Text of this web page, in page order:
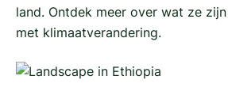
land. Ontdek meer over wat ze
met klimaatverandering.